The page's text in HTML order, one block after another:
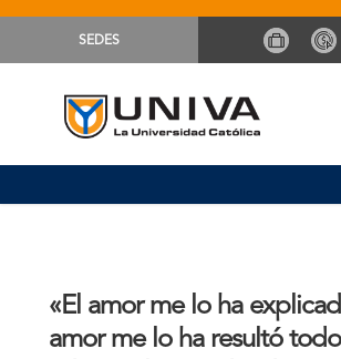
SEDES
«El amor me lo ha
amor me lo ha resultó